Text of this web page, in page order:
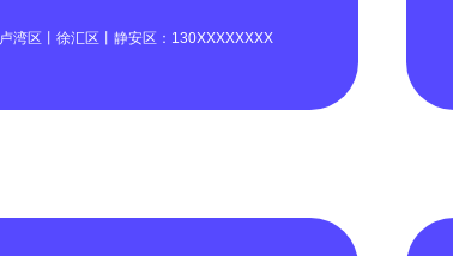
卢湾区丨徐汇区丨静安区：130XXXXXXXX